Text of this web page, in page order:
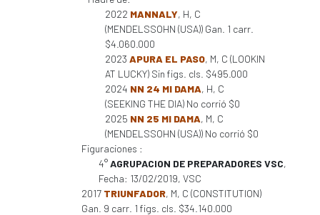
2022 MANNALY, H, C
(MENDELSSOHN (USA)) Gan. 1 carr.
$4.060.000
2023 APURA EL PASO, M, C (LOOKIN
AT LUCKY) Sin figs. cls. $495.000
2024 NN 24 MI DAMA, H, C
(SEEKING THE DIA) No corrió $0
2025 NN 25 MI DAMA, M, C
(MENDELSSOHN (USA)) No corrió $0
Figuraciones :
4°AGRUPACION DE PREPARADORES VSC,
Fecha: 13/02/2019, VSC
2017 TRIUNFADOR, M, C (CONSTITUTION)
Gan. 9 carr. 1 figs. cls. $34.140.000